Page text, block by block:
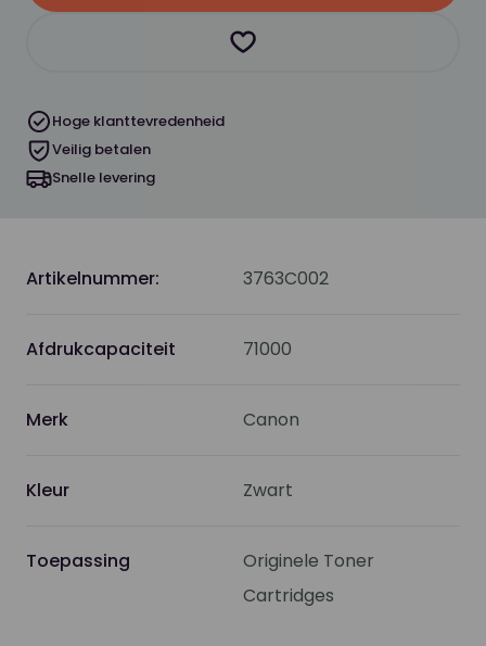
Product toevoegen als
Hoge klanttevredenheid
Veilig betalen
Snelle levering
Artikelnummer: 3763C002
Afdrukcapaciteit 71000
Merk Canon
Kleur Zwart
Toepassing
Originele Toner
Cartridges